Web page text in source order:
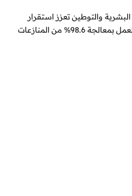
البشرية والتوطين تعزز استقرار
سوق العمل بمعالجة 98.6% من المنازعات